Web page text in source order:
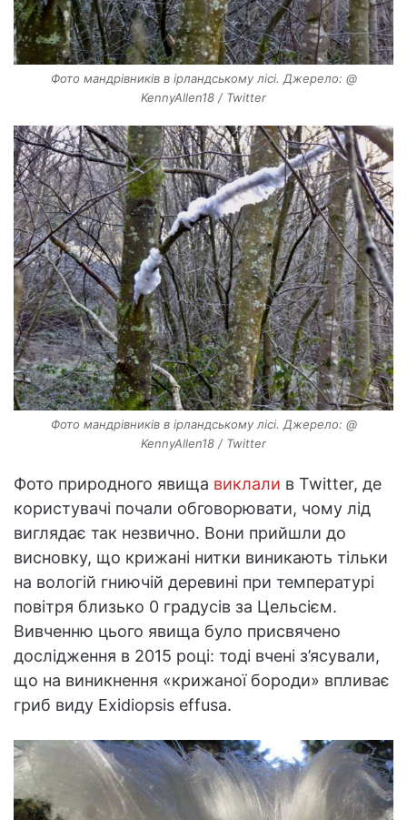
Фото мандрівників в ірландському лісі. Джерело: @
KennyAllen18 / Twitter
Фото мандрівників в ірландському лісі. Джерело: @
KennyAllen18 / Twitter
Фото природного явища виклали в Twitter, де
користувачі почали обговорювати, чому лід
виглядає так незвично. Вони прийшли до
висновку, що крижані нитки виникають тільки
на вологій гниючій деревині при температурі
повітря близько 0 градусів за Цельсієм.
Вивченню цього явища було присвячено
дослідження в 2015 році: тоді вчені з’ясували,
що на виникнення «крижаної бороди» впливає
гриб виду Exidiopsis effusa.